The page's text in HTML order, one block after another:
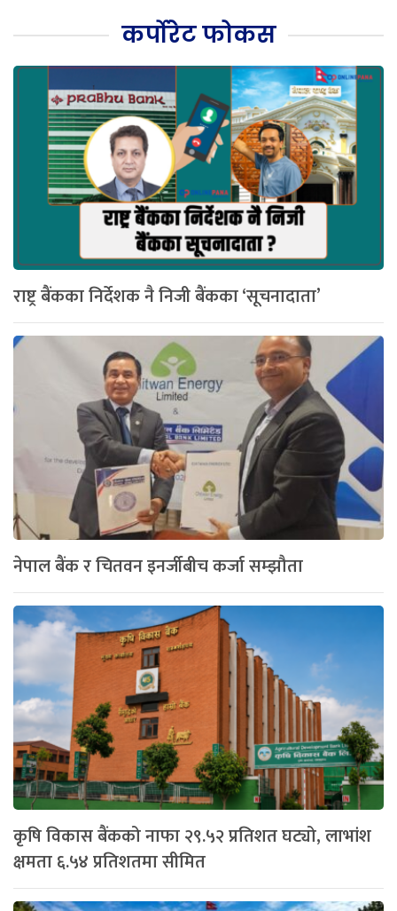
कर्पोरेट फोकस
राष्ट्र बैंकका निर्देशक नै निजी बैंकका ‘सूचनादाता’
नेपाल बैंक र चितवन इनर्जीबीच कर्जा सम्झौता
कृषि विकास बैंकको नाफा २९.५२ प्रतिशत घट्यो, लाभांश
क्षमता ६.५४ प्रतिशतमा सीमित